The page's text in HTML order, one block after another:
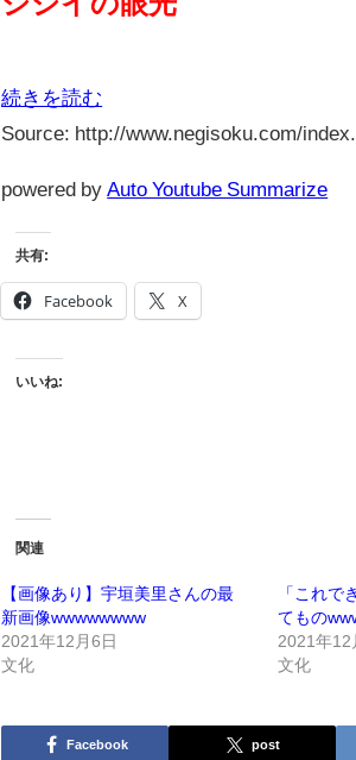
続きを読む
Source: http://www.negisoku.com/
powered by Auto Youtube Summarize
共有:
Facebook X
いいね:
関連
【画像あり】宇垣美里さんの最
新画像wwwwwwww
2021年12月6日
文化
「これで
てもの
2021年12
文化
Facebook post